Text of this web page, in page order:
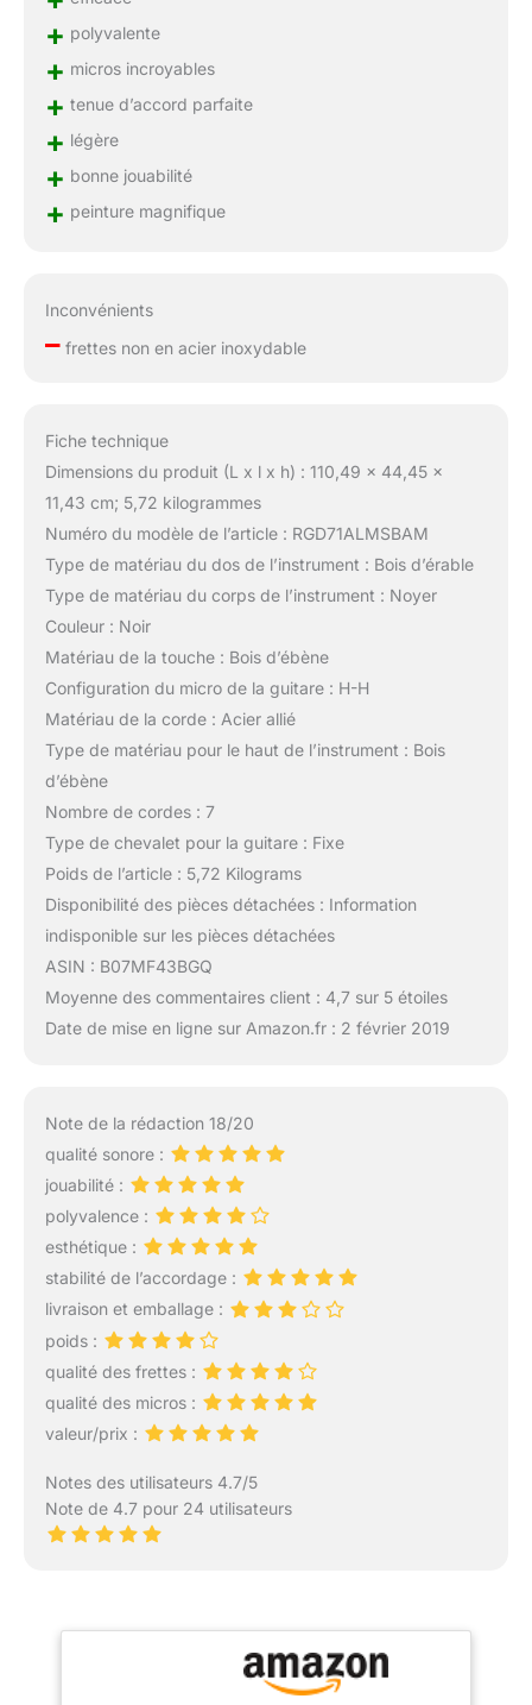
+ polyvalente
+ micros incroyables
+ tenue d’accord parfaite
+ légère
+ bonne jouabilité
+ peinture magnifique
Inconvénients
–frettes non en acier inoxydable
Fiche technique
Dimensions du produit (L x l x h) : 110,49 x 44,45 x
11,43 cm; 5,72 kilogrammes
Numéro du modèle de l’article : RGD71ALMSBAM
Type de matériau du dos de l’instrument : Bois d’érable
Type de matériau du corps de l’instrument : Noyer
Couleur : Noir
Matériau de la touche : Bois d’ébène
Configuration du micro de la guitare : H-H
Matériau de la corde : Acier allié
Type de matériau pour le haut de l’instrument : Bois
d’ébène
Nombre de cordes : 7
Type de chevalet pour la guitare : Fixe
Poids de l’article : 5,72 Kilograms
Disponibilité des pièces détachées : Information
indisponible sur les pièces détachées
ASIN : B07MF43BGQ
Moyenne des commentaires client : 4,7 sur 5 étoiles
Date de mise en ligne sur Amazon.fr : 2 février 2019
Note de la rédaction 18/20
qualité sonore :
jouabilité :
polyvalence :
esthétique :
stabilité de l’accordage :
livraison et emballage :
poids :
qualité des frettes :
qualité des micros :
valeur/prix :
Notes des utilisateurs 4.7/5
Note de 4.7 pour 24 utilisateurs